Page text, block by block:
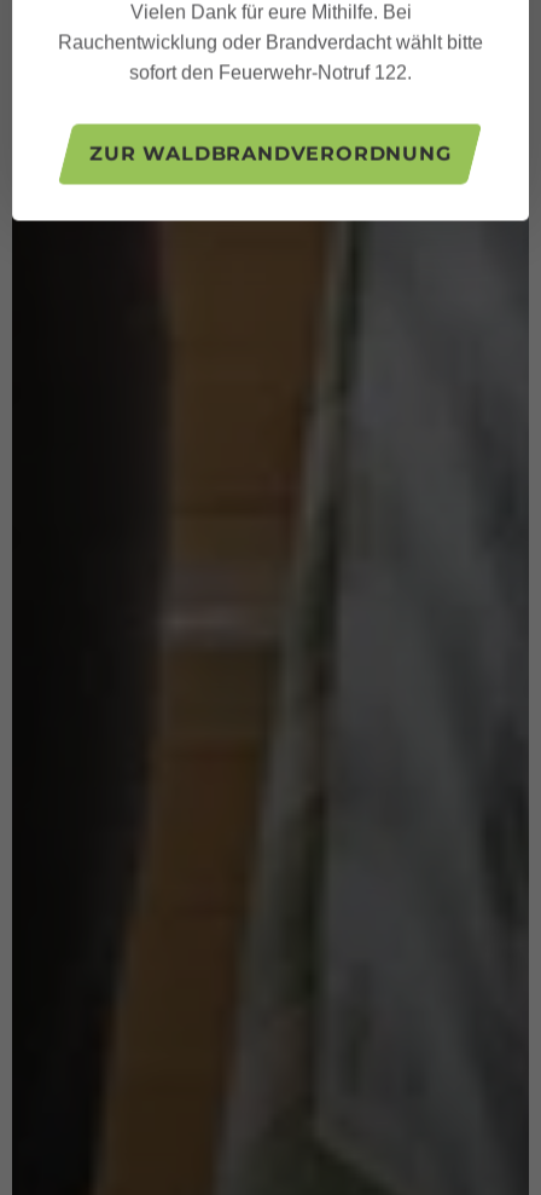
Vielen Dank für eure Mithilfe. Bei
Rauchentwicklung oder Brandverdacht wählt bitte
sofort den Feuerwehr-Notruf 122.
ZUR WALDBRANDVERORDNUNG